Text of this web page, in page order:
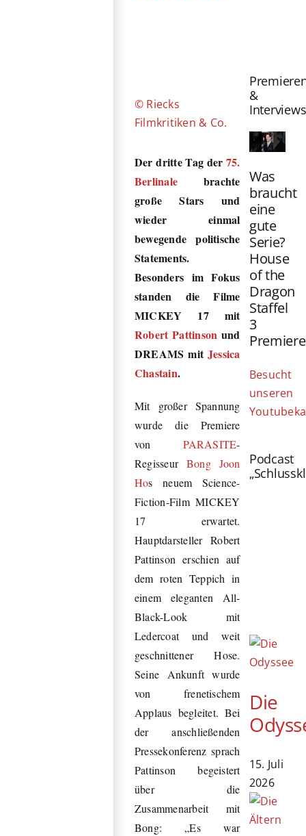
© Riecks
Filmkritiken & Co.
Der dritte Tag der 75.
Berlinale brachte
große Stars und
wieder einmal
bewegende politische
Statements.
Besonders im Fokus
standen die Filme
MICKEY 17 mit
Robert Pattinson und
DREAMS mit Jessica
Chastain.
Mit großer Spannung
wurde die Premiere
von PARASITE-
Regisseur Bong Joon
Hos neuem Science-
Fiction-Film MICKEY
17 erwartet.
Hauptdarsteller Robert
Pattinson erschien auf
dem roten Teppich in
einem eleganten All-
Black-Look mit
Ledercoat und weit
geschnittener Hose.
Seine Ankunft wurde
von frenetischem
Applaus begleitet. Bei
der anschließenden
Pressekonferenz sprach
Pattinson begeistert
über die
Zusammenarbeit mit
Bong: „Es war
&
Interviews
Was
braucht
eine
gute
Serie?
House
of the
Dragon
Staffel
3
Premiere
Besucht
unseren
Podcast
Die
15. Juli
2026